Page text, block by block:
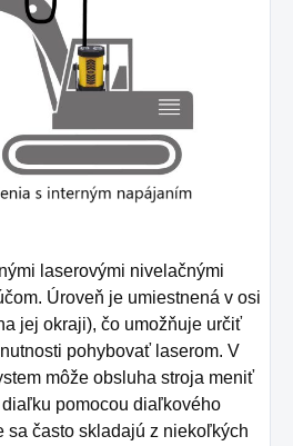
laserovými nivelačnými
Úroveň je umiestnená v osi
jej okraji), čo umožňuje určiť
pohybovať laserom. V
môže obsluha stroja meniť
pomocou diaľkového
sa často skladajú z niekoľkých